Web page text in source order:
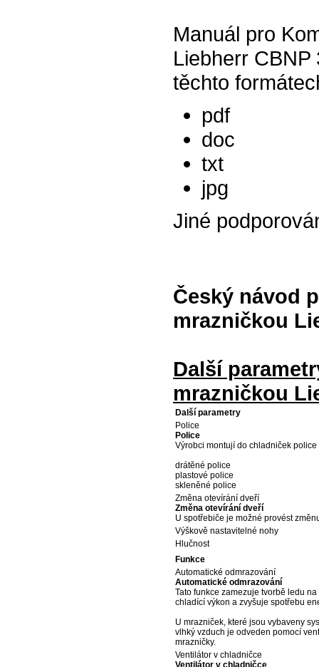
Manuál pro
Liebherr
těchto
pdf
doc
txt
jpg
Jiné
Český návod
mrazničkou
Další
mrazničkou
Další parametry
Police
Police
Výrobci montují do chladniček police
drátěné police
plastové police
skleněné police
Změna otevírání dveří
Změna otevírání dveří
U spotřebiče je možné provést
Výškově nastavitelné nohy
Hlučnost
Funkce
Automatické odmrazování
Automatické odmrazování
Tato funkce zamezuje tvorbě ledu
chladící výkon a zvyšuje spotřebu
U mrazniček, které jsou vybaveny
vlhký vzduch je odveden pomocí
mrazničky.
Ventilátor v chladničce
Ventilátor v chladničce